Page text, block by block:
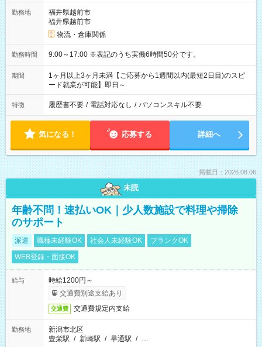
勤務地
福井県越前市
福井県越前市
物流・倉庫関係
勤務時間 9:00～17:00 ※表記のうち実働6時間50分です。
期間
1ヶ月以上3ヶ月未満【ご応募から1週間以内(最短2日目)のスピ
ード就業が可能】即日～
特徴 履歴書不要 / 電話対応なし / パソコンスキル不要
気になる！ 応募する 詳細へ
掲載日：2026.08.06
未読
年齢不問！速払いOK｜少人数施設で料理や掃除
のサポート
派遣 職種未経験OK 社会人未経験OK
ブランクOK
WEB登録・面接OK
給与
時給1200円～
交通費別途支給あり
交通費 交通費規定内支給
勤務地
新潟市北区
豊栄駅 / 新崎駅 / 早通駅 / …